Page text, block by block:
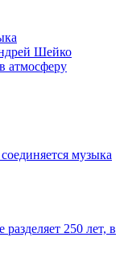
Шейко
атмосферу
музыка
250 лет, в